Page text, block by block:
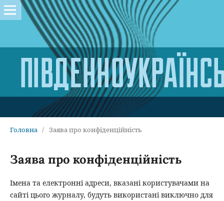
Головна / Заява про конфіденційність
Заява про конфіденційність
Імена та електронні адреси, вказані користувачами на
сайті цього журналу, будуть використані виключно для